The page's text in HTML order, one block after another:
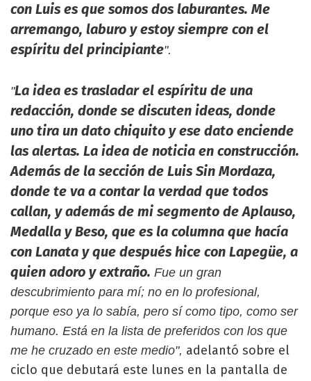
con Luis es que somos dos laburantes. Me
arremango, laburo y estoy siempre con el
espíritu del principiante".
"La idea es trasladar el espíritu de una
redacción, donde se discuten ideas, donde
uno tira un dato chiquito y ese dato enciende
las alertas. La idea de noticia en construcción.
Además de la sección de Luis Sin Mordaza,
donde te va a contar la verdad que todos
callan, y además de mi segmento de Aplauso,
Medalla y Beso, que es la columna que hacía
con Lanata y que después hice con Lapegüe, a
quien adoro y extraño. Fue un gran
descubrimiento para mí; no en lo profesional,
porque eso ya lo sabía, pero sí como tipo, como ser
humano. Está en la lista de preferidos con los que
me he cruzado en este medio", adelantó sobre el
ciclo que debutará este lunes en la pantalla de